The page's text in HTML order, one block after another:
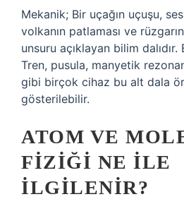
Mekanik; Bir uçağın uçuşu,
volkanın patlaması ve
unsuru açıklayan bilim
Tren, pusula, manyetik
gibi birçok cihaz bu alt dala
gösterilebilir.
ATOM VE
FIZIĞI NE ILE
ILGILENIR?